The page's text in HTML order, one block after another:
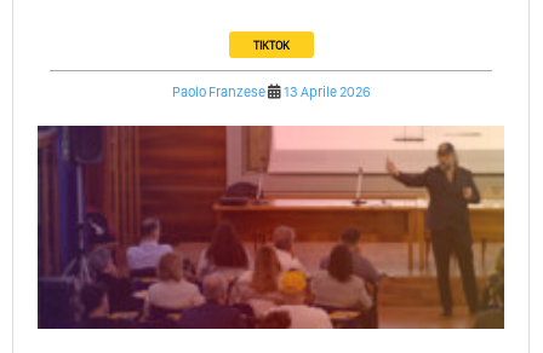
TIKTOK
Paolo Franzese 13 Aprile 2026